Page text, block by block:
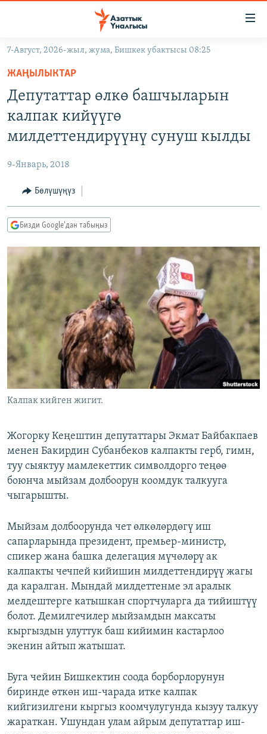
Навигацияга
өтүңүз
Издөөгө
салыңызКЫРГЫЗСТАН
МАДАНИЯТ
ДҮЙНӨ
ТВ ПРОГРАММАЛАР
БҮГҮН АЗАТТЫКТА
ДАНИСТЕ
ЫҢГАЙСЫЗ СУРООЛОР
ПОДКАСТ
Русский
ОНЛАЙН ШЕРИНЕ
ЭЕ/АРнун бардык сайттары
7-Август, 2026-жыл, жума, Бишкек убактысы 08:25
ЖАҢЫЛЫКТАР
Депутаттар өлкө башчыларын
калпак кийүүгө
милдеттендирүүнү сунуш кылды
9-Январь, 2018
Бөлүшүңүз
Бизди Google'дан табыңыз
Калпак кийген жигит.
Жогорку Кеңештин депутаттары Экмат Байбакпаев
менен Бакирдин Субанбеков калпакты герб, гимн,
туу сыяктуу мамлекеттик символдорго теңөө
боюнча мыйзам долбоорун коомдук талкууга
чыгарышты.
Мыйзам долбоорунда чет өлкөлөрдөгү иш
сапарларында президент, премьер-министр,
спикер жана башка делегация мүчөлөрү ак
калпакты чечпей кийишин милдеттендирүү жагы
да каралган. Мындай милдеттенме эл аралык
мелдештерге катышкан спортчуларга да тийиштүү
болот. Демилгечилер мыйзамдын максаты
кыргыздын улуттук баш кийимин кастарлоо
экенин айтып жатышат.
Буга чейин Бишкектин соода борборлорунун
биринде өткөн иш-чарада итке калпак
кийгизилгени кыргыз коомчулугунда кызуу талкуу
жараткан. Ушундан улам айрым депутаттар иш-